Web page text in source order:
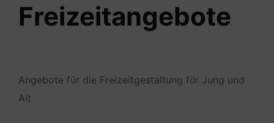
Freizeitangebote
Angebote für die Freizeitgestaltung für Jung und
Alt